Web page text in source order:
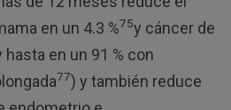
en un 4.3 %75y cáncer de
hasta en un 91 % con
77) y también reduce